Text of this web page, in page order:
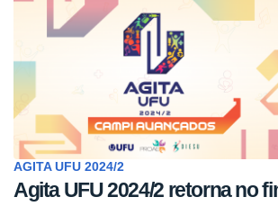
AGITA UFU 2024/2
Agita UFU 2024/2 retorna no